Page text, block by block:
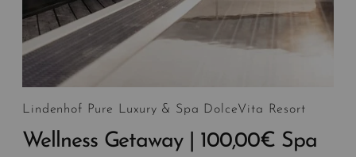
Lindenhof Pure Luxury & Spa DolceVita Resort
Wellness Getaway | 100,00€ Spa